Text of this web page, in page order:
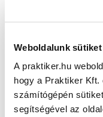
Weboldalunk
A praktiker.hu
hogy a Praktiker
számítógépén
segítségével az